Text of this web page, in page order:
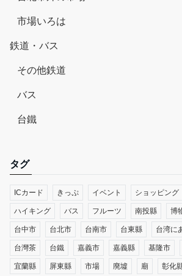
市場いろは
鉄道・バス
その他鉄道
バス
台鐵
タグ
ICカード きっぷ イベント ショッピング
ハイキング バス フルーツ 南投縣 博
台中市 台北市 台南市 台東縣 台湾に
台灣茶 台鐵 嘉義市 嘉義縣 基隆市
宜蘭縣 屏東縣 市場 廃墟 廟 彰化